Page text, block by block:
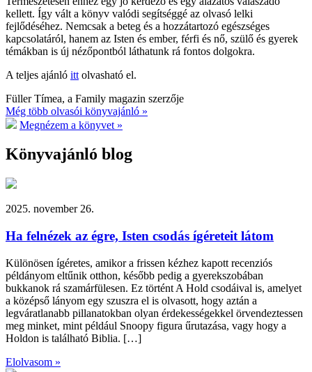
kellett. Így vált a könyv valódi segítséggé az olvasó lelki
fejlődéséhez. Nemcsak a beteg és a hozzátartozó egészséges
kapcsolatáról, hanem az Isten és ember, férfi és nő, szülő és gyerek
témákban is új nézőpontból láthatunk rá fontos dolgokra.
A teljes ajánló itt olvasható el.
Füller Tímea, a Family magazin szerzője
Még több olvasói könyvajánló »
Megnézem a könyvet »
Könyvajánló blog
2025. november 26.
Ha felnézek az égre, Isten csodás ígéreteit látom
Különösen ígéretes, amikor a frissen kézhez kapott recenziós
példányom eltűnik otthon, később pedig a gyerekszobában
bukkanok rá szamárfülesen. Ez történt A Hold csodáival is, amelyet
a középső lányom egy szuszra el is olvasott, hogy aztán a
legváratlanabb pillanatokban olyan érdekességekkel örvendeztessen
meg minket, mint például Snoopy figura űrutazása, vagy hogy a
Holdon is található Biblia. […]
Elolvasom »